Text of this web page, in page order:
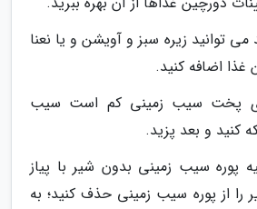
توانید زیره سبز و آویشن و یا نعنا
اضافه کنید.
پخت سیب زمینی کم است سیب
پوره سیب زمینی بدون شیر با پیاز
را از پوره سیب زمینی حذف کنید؛ به